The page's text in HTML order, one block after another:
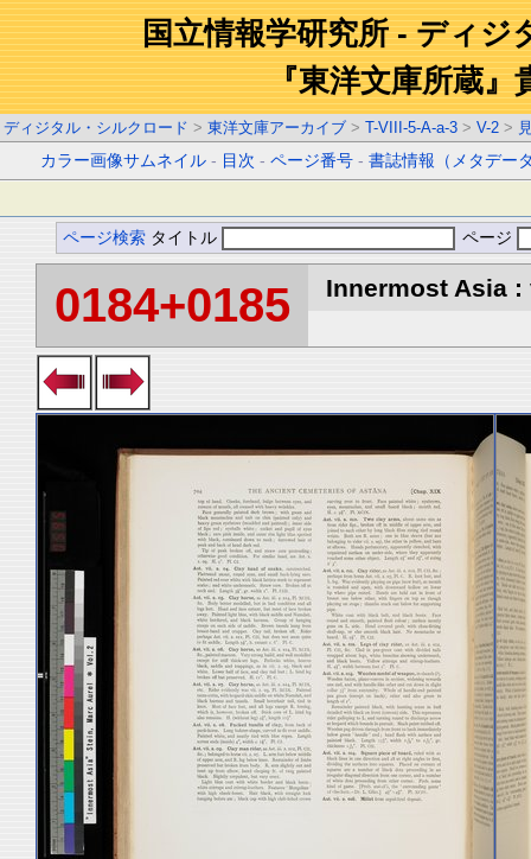
国立情報学研究所 - ディジ
『東洋文庫所蔵』
ディジタル・シルクロード > 東洋文庫アーカイブ > T-VIII-5-A-a-3 > V-2 >
カラー画像サムネイル - 目次 -ページ番号 -書誌情報（メタデー
ページ検索 タイトル ページ
0184+0185 Innermost Asia :